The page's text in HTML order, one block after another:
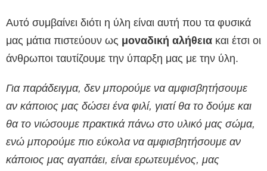
Αυτό συμβαίνει διότι η ύλη είναι αυτή που τα φυσικά
μας μάτια πιστεύουν ως μοναδική αλήθεια και έτσι οι
άνθρωποι ταυτίζουμε την ύπαρξη μας με την ύλη.
Για παράδειγμα, δεν μπορούμε να αμφισβητήσουμε
αν κάποιος μας δώσει ένα φιλί, γιατί θα το δούμε και
θα το νιώσουμε πρακτικά πάνω στο υλικό μας σώμα,
ενώ μπορούμε πιο εύκολα να αμφισβητήσουμε αν
κάποιος μας αγαπάει, είναι ερωτευμένος, μας